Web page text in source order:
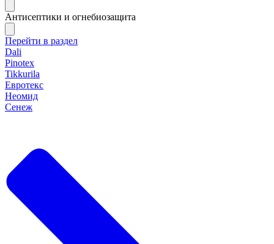
Антисептики и огнебиозащита
Перейти в раздел
Dali
Pinotex
Tikkurila
Евротекс
Неомид
Сенеж